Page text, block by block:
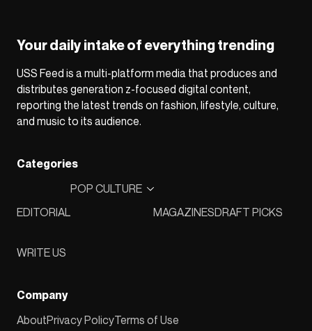
Your daily intake of everything trending
USS Feed is a multi-platform media that produces and
distributes generation z-focused digital content,
reporting the latest trends on fashion, lifestyle, culture,
and music to its audience.
Categories
EDITORIAL
POP CULTURE
MAGAZINESDRAFT PICKS
WRITE US
Company
AboutPrivacy PolicyTerms of Use